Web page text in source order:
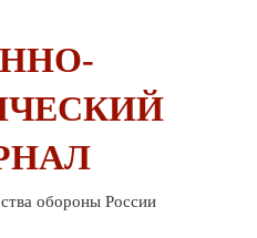
обороны России